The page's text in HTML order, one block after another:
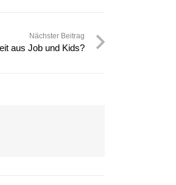
Nächster Beitrag
aus Job und Kids?